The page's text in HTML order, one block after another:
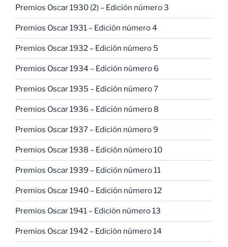
Premios Oscar 1930 (2) – Edición número 3
Premios Oscar 1931 – Edición número 4
Premios Oscar 1932 – Edición número 5
Premios Oscar 1934 – Edición número 6
Premios Oscar 1935 – Edición número 7
Premios Oscar 1936 – Edición número 8
Premios Oscar 1937 – Edición número 9
Premios Oscar 1938 – Edición número 10
Premios Oscar 1939 – Edición número 11
Premios Oscar 1940 – Edición número 12
Premios Oscar 1941 – Edición número 13
Premios Oscar 1942 – Edición número 14